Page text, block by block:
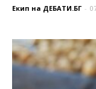
Екип на ДЕБАТИ.БГ -